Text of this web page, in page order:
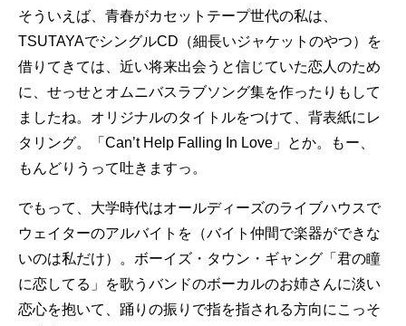
そういえば、青春がカセットテープ世代の私は、
TSUTAYAでシングルCD（細長いジャケットのやつ）を
借りてきては、近い将来出会うと信じていた恋人のため
に、せっせとオムニバスラブソング集を作ったりもして
ましたね。オリジナルのタイトルをつけて、背表紙にレ
タリング。「Can’t Help Falling In Love」とか。もー、
もんどりうって吐きますっ。
でもって、大学時代はオールディーズのライブハウスで
ウェイターのアルバイトを（バイト仲間で楽器ができな
いのは私だけ）。ボーイズ・タウン・ギャング「君の瞳
に恋してる」を歌うバンドのボーカルのお姉さんに淡い
恋心を抱いて、踊りの振りで指を指される方向にこっそ